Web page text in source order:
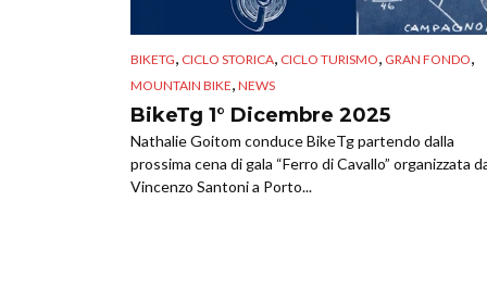
BIKETG, CICLO STORICA, CICLO TURISMO, GRAN FONDO,
MOUNTAIN BIKE, NEWS
BikeTg 1° Dicembre 2025
Nathalie Goitom conduce BikeTg partendo dalla
prossima cena di gala “Ferro di Cavallo” organizzata
Vincenzo Santoni a Porto...